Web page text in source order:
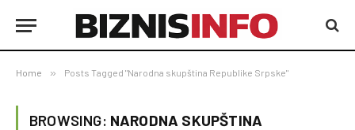
Home » Posts Tagged "Narodna skupština Republike Srpske"
BROWSING: NARODNA SKUPŠTINA